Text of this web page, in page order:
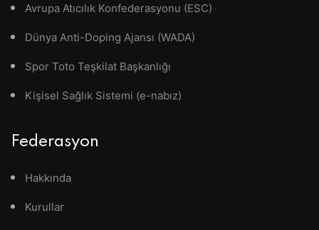
Avrupa Atıcılık Konfederasyonu (ESC)
Dünya Anti-Doping Ajansı (WADA)
Spor Toto Teşkilat Başkanlığı
Kişisel Sağlık Sistemi (e-nabız)
Federasyon
Hakkında
Kurullar